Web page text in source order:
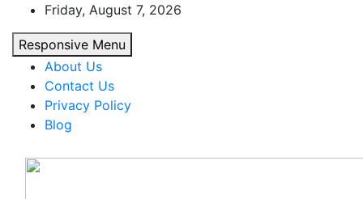
content
Friday, August 7, 2026
Responsive Menu
About Us
Contact Us
Privacy Policy
Blog